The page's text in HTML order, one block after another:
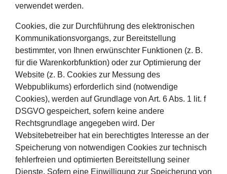
verwendet werden.
Cookies, die zur Durchführung des elektronischen
Kommunikationsvorgangs, zur Bereitstellung
bestimmter, von Ihnen erwünschter Funktionen (z. B.
für die Warenkorbfunktion) oder zur Optimierung der
Website (z. B. Cookies zur Messung des
Webpublikums) erforderlich sind (notwendige
Cookies), werden auf Grundlage von Art. 6 Abs. 1 lit. f
DSGVO gespeichert, sofern keine andere
Rechtsgrundlage angegeben wird. Der
Websitebetreiber hat ein berechtigtes Interesse an der
Speicherung von notwendigen Cookies zur technisch
fehlerfreien und optimierten Bereitstellung seiner
Dienste. Sofern eine Einwilligung zur Speicherung von